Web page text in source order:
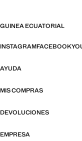
GUINEA ECUATORIAL
INSTAGRAMFACEBOOK
AYUDA
MIS COMPRAS
DEVOLUCIONES
EMPRESA